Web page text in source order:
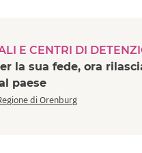
E CENTRI DI
la sua fede, ora
paese
di Orenburg